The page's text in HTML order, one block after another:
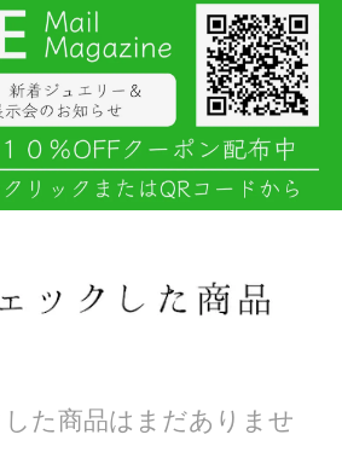
た商品はまだありませ